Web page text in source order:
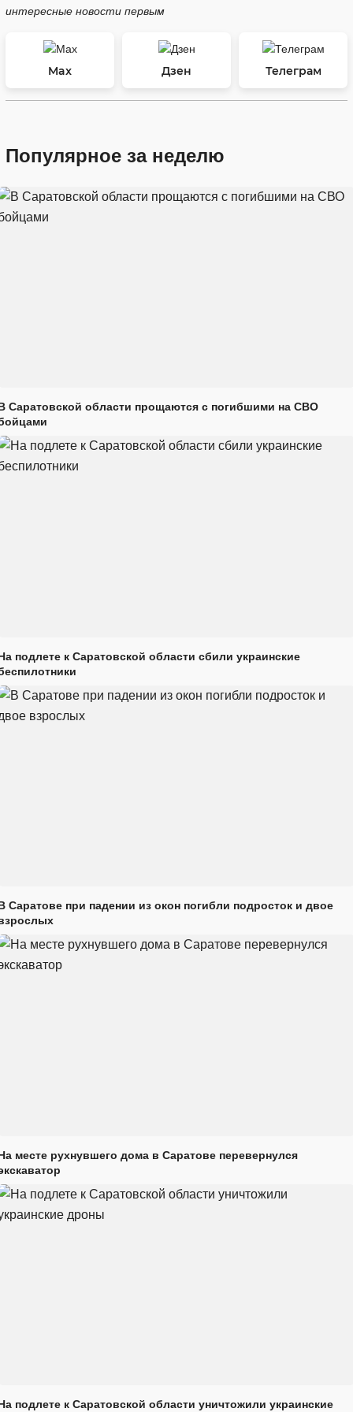
интересные новости первым
Max Дзен Телеграм
Популярное за неделю
Саратовской области прощаются с погибшими на СВО
подлете к Саратовской области сбили украинские
Саратове при падении из окон погибли подросток и двое
месте рухнувшего дома в Саратове перевернулся
подлете к Саратовской области уничтожили украинские